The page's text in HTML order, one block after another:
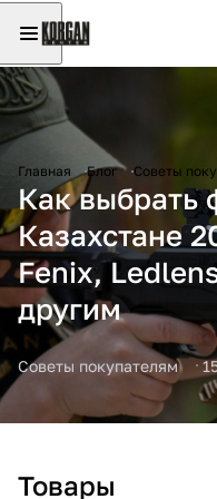
Главная Блог Советы
Как выбрать
Казахстане
Fenix,
другим
Советы покупателям
Товары